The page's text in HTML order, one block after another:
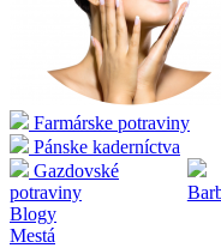
Farmárske potraviny
Pánske kaderníctva
Gazdovské
potraviny
Blogy
Mestá